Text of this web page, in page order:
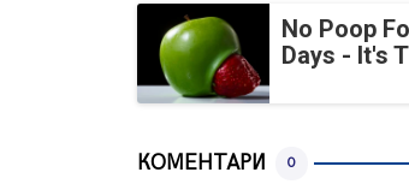
No Poop
Days - It's
КОМЕНТАРИ 0